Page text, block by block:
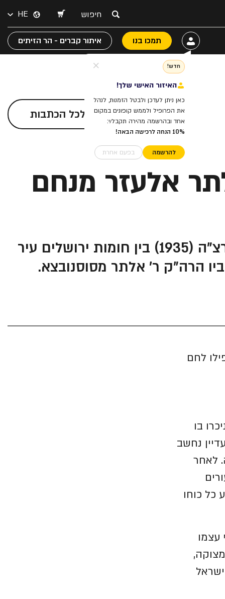
HE
חדש!
האיזור האישי שלך!
כאן ניתן לעדכן ולבטל הזמנות, לנהל
את הפרופיל ולממש קופונים במקום
אחד ובהרשמה מהירה תקבל/י:
10% הנחה לרכישה הבאה!
להרשמה בפעם אחרת
תמכו בנו איתור קברים - הר הזיתים
לכל הכתבות
אלעזר מנחם
האדמו"ר הרב אלתר אלעזר מנחם בידרמן זצ"ל מלעלוב – נולד ב-ד' אב ה'תרצ"ה (1935) בין חומות ירושלים עיר
הרה"ק ר' אלתר מסוסנובצא.
שאפילו לחם
בו
נחשב
לאחר
כוחו
עצמו